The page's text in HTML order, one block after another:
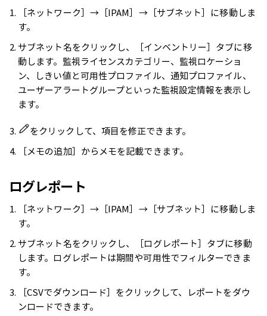
［ネットワーク］→［IPAM］→［サブネット］に移動しま
す。
サブネット名をクリックし、［インベントリー］タブに移
動します。監視ライセンスカテゴリー、監視ロケーショ
ン、しきい値と可用性プロファイル、通知プロファイル、
ユーザーアラートグループといった監視設定情報を表示し
ます。
をクリックして、項目を修正できます。
［メモの追加］からメモを記載できます。
ログレポート
［ネットワーク］→［IPAM］→［サブネット］に移動しま
す。
サブネット名をクリックし、［ログレポート］タブに移動
します。ログレポートは期間や可用性でフィルターできま
す。
［CSVでダウンロード］をクリックして、レポートをダウ
ンロードできます。